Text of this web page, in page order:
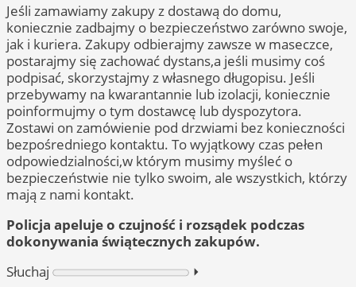
Jeśli zamawiamy zakupy z dostawą do domu,
koniecznie zadbajmy o bezpieczeństwo zarówno swoje,
jak i kuriera. Zakupy odbierajmy zawsze w maseczce,
postarajmy się zachować dystans,a jeśli musimy coś
podpisać, skorzystajmy z własnego długopisu. Jeśli
przebywamy na kwarantannie lub izolacji, koniecznie
poinformujmy o tym dostawcę lub dyspozytora.
Zostawi on zamówienie pod drzwiami bez konieczności
bezpośredniego kontaktu. To wyjątkowy czas pełen
odpowiedzialności,w którym musimy myśleć o
bezpieczeństwie nie tylko swoim, ale wszystkich, którzy
mają z nami kontakt.
Policja apeluje o czujność i rozsądek podczas
dokonywania świątecznych zakupów.
Słuchaj
⏵︎